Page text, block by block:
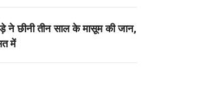
ने छीनी तीन साल के मासूम की जान,
में